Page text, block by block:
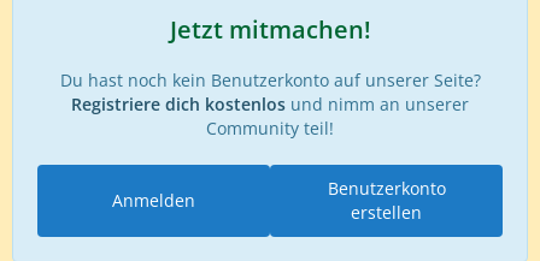
Jetzt mitmachen!
Du hast noch kein Benutzerkonto auf unserer Seite?
Registriere dich kostenlos und nimm an unserer
Community teil!
Benutzerkonto
erstellen
Anmelden